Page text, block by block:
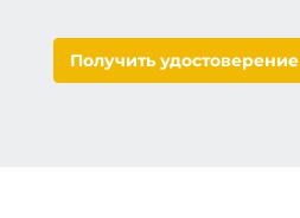
Получить удостоверение